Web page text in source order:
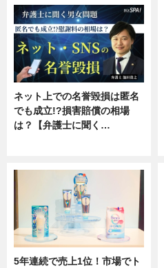
ネット上での名誉毀損は匿名
でも成立!?損害賠償の相場
は？【弁護士に聞く…
5年連続で売上1位！市場でト